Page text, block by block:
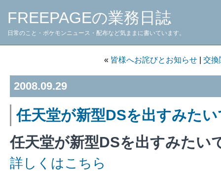
FREEPAGEの業務日誌
日常のこと・ポケモンニュース・配布など気ままに書いています。
« 皆様へお詫びとお知らせ| 交換
2008.09.29
任天堂が新型DSを出すみた
任天堂が新型DSを出すみたい
詳しくはこちら